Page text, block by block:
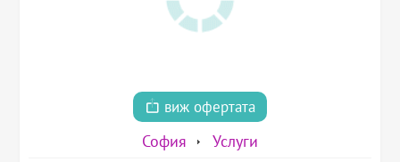
виж офертата
София Услуги